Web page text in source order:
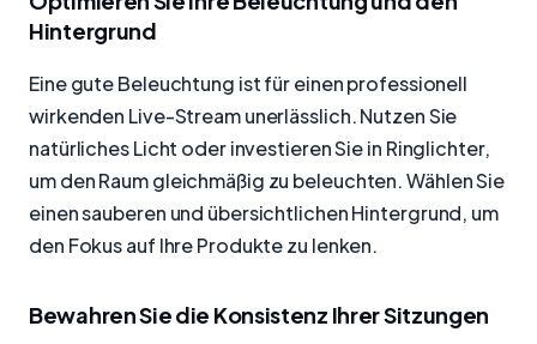
Hintergrund
Eine gute Beleuchtung ist für einen professionell
wirkenden Live-Stream unerlässlich. Nutzen Sie
natürliches Licht oder investieren Sie in Ringlichter,
um den Raum gleichmäßig zu beleuchten. Wählen Sie
einen sauberen und übersichtlichen Hintergrund, um
den Fokus auf Ihre Produkte zu lenken.
Bewahren Sie die Konsistenz Ihrer Sitzungen